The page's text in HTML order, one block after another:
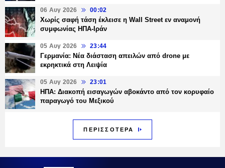
06 Αυγ 2026 00:02
Χωρίς σαφή τάση έκλεισε η Wall Street εν αναμονή
συμφωνίας ΗΠΑ-Ιράν
05 Αυγ 2026 23:44
Γερμανία: Νέα διάσταση απειλών από drone με
εκρηκτικά στη Λειψία
05 Αυγ 2026 23:01
ΗΠΑ: Διακοπή εισαγωγών αβοκάντο από τον κορυφαίο
παραγωγό του Μεξικού
ΠΕΡΙΣΣΟΤΕΡΑ